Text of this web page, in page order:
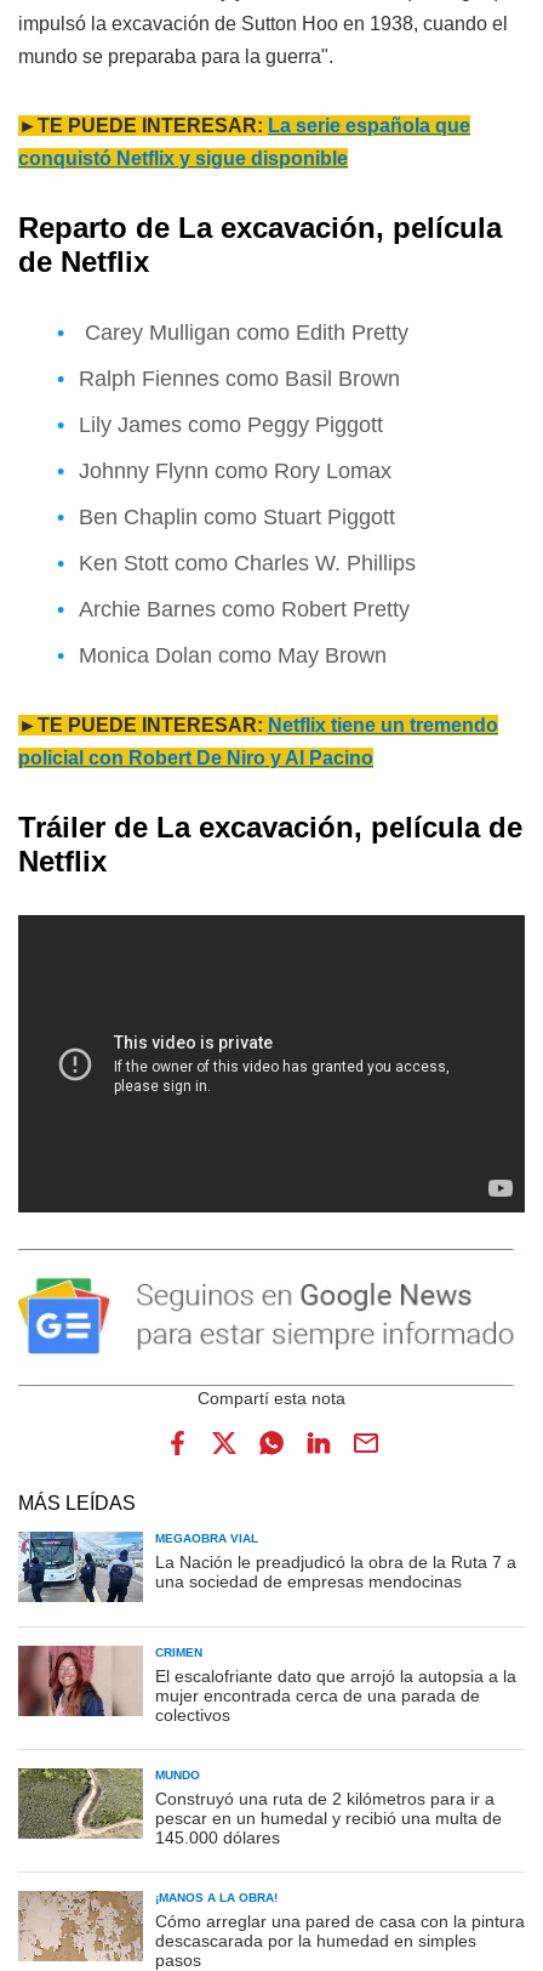
impulsó la excavación de Sutton Hoo en 1938, cuando el
mundo se preparaba para la guerra".
►TE PUEDE INTERESAR: La serie española que
conquistó Netflix y sigue disponible
Reparto de La excavación, película
de Netflix
Carey Mulligan como Edith Pretty
Ralph Fiennes como Basil Brown
Lily James como Peggy Piggott
Johnny Flynn como Rory Lomax
Ben Chaplin como Stuart Piggott
Ken Stott como Charles W. Phillips
Archie Barnes como Robert Pretty
Monica Dolan como May Brown
►TE PUEDE INTERESAR: Netflix tiene un tremendo
policial con Robert De Niro y Al Pacino
Tráiler de La excavación, película de
Netflix
MÁS LEÍDAS
MEGAOBRA VIAL
La Nación le preadjudicó la obra de la Ruta 7 a
una sociedad de empresas mendocinas
CRIMEN
El escalofriante dato que arrojó la autopsia a la
mujer encontrada cerca de una parada de
colectivos
MUNDO
Construyó una ruta de 2 kilómetros para ir a
pescar en un humedal y recibió una multa de
145.000 dólares
¡MANOS A LA OBRA!
Cómo arreglar una pared de casa con la pintura
descascarada por la humedad en simples
pasos